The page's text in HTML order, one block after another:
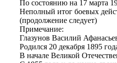
По состоянию на 17 марта
Неполный итог боевых
(продолжение следует)
Примечание:
Глазунов Василий
Родился 20 декабря 1895
В начале Великой